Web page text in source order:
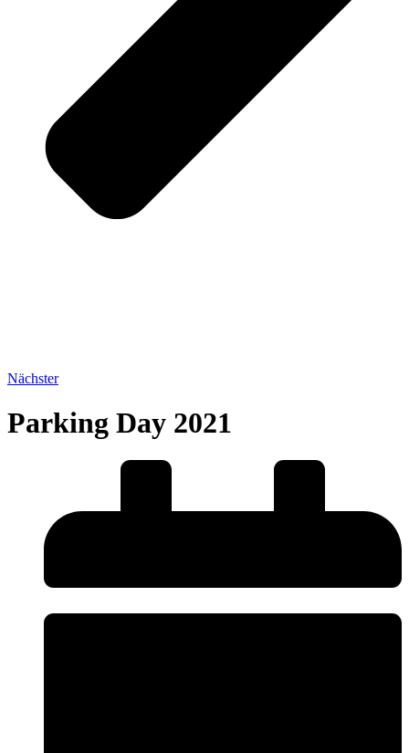
Nächster
Parking Day 2021